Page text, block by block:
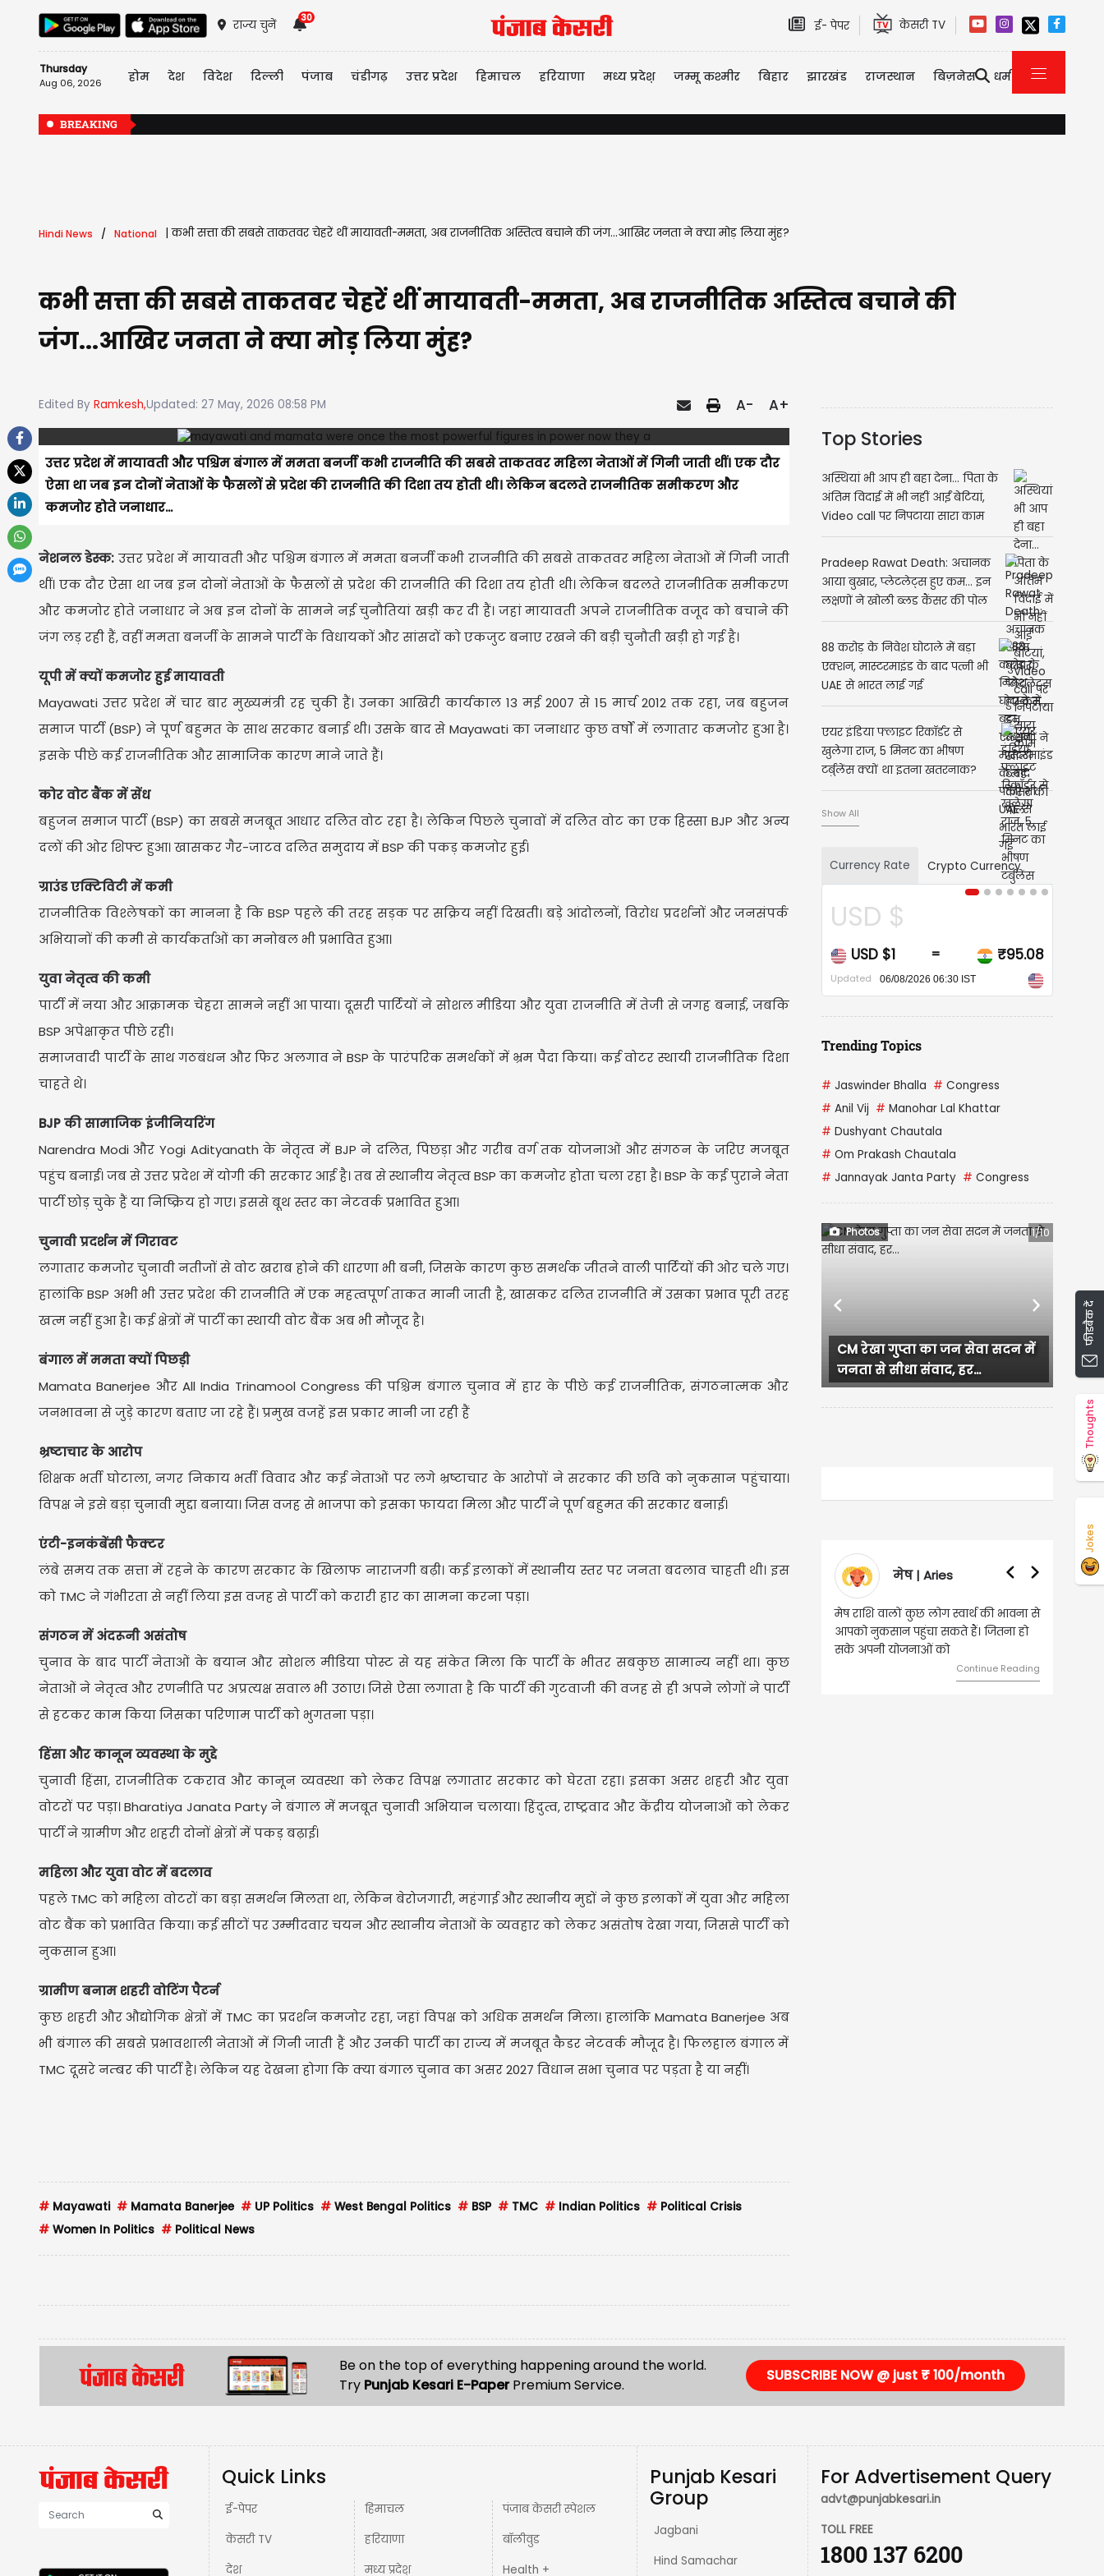
राज्य चुनें
30
ई- पेपर केसरी TV
Thursday
Aug 06, 2026 होम देश विदेश दिल्ली पंजाब चंडीगढ़ उत्तर प्रदेश हिमाचल हरियाणा मध्य प्रदेश़ जम्मू कश्मीर बिहार झारखंड राजस्थान बिज़नेस धर्म
BREAKING
Hindi News National |कभी सत्ता की सबसे ताकतवर चेहरें थीं मायावती-ममता, अब राजनीतिक अस्तित्व बचाने की जंग...आखिर जनता ने क्या मोड़ लिया मुंह?
कभी सत्ता की सबसे ताकतवर चेहरें थीं मायावती-ममता, अब राजनीतिक अस्तित्व बचाने की
जंग...आखिर जनता ने क्या मोड़ लिया मुंह?
Edited By Ramkesh,Updated: 27 May, 2026 08:58 PM A- A+
उत्तर प्रदेश में मायावती और पश्चिम बंगाल में ममता बनर्जी कभी राजनीति की सबसे ताकतवर महिला नेताओं में गिनी जाती थीं। एक दौर
ऐसा था जब इन दोनों नेताओं के फैसलों से प्रदेश की राजनीति की दिशा तय होती थी। लेकिन बदलते राजनीतिक समीकरण और
कमजोर होते जनाधार...
नेशनल डेस्क: उत्तर प्रदेश में मायावती और पश्चिम बंगाल में ममता बनर्जी कभी राजनीति की सबसे ताकतवर महिला नेताओं में गिनी जाती
थीं। एक दौर ऐसा था जब इन दोनों नेताओं के फैसलों से प्रदेश की राजनीति की दिशा तय होती थी। लेकिन बदलते राजनीतिक समीकरण
और कमजोर होते जनाधार ने अब इन दोनों के सामने नई चुनौतियां खड़ी कर दी हैं। जहां मायावती अपने राजनीतिक वजूद को बचाने की
जंग लड़ रही हैं, वहीं ममता बनर्जी के सामने पार्टी के विधायकों और सांसदों को एकजुट बनाए रखने की बड़ी चुनौती खड़ी हो गई है।
यूपी में क्यों कमजोर हुई मायावती
Mayawati उत्तर प्रदेश में चार बार मुख्यमंत्री रह चुकी हैं। उनका आखिरी कार्यकाल 13 मई 2007 से 15 मार्च 2012 तक रहा, जब बहुजन
समाज पार्टी (BSP) ने पूर्ण बहुमत के साथ सरकार बनाई थी। उसके बाद से Mayawati का जनाधार कुछ वर्षों में लगातार कमजोर हुआ है।
इसके पीछे कई राजनीतिक और सामाजिक कारण माने जाते हैं।
कोर वोट बैंक में सेंध
बहुजन समाज पार्टी (BSP) का सबसे मजबूत आधार दलित वोट रहा है। लेकिन पिछले चुनावों में दलित वोट का एक हिस्सा BJP और अन्य
दलों की ओर शिफ्ट हुआ। खासकर गैर-जाटव दलित समुदाय में BSP की पकड़ कमजोर हुई।
ग्राउंड एक्टिविटी में कमी
राजनीतिक विश्लेषकों का मानना है कि BSP पहले की तरह सड़क पर सक्रिय नहीं दिखती। बड़े आंदोलनों, विरोध प्रदर्शनों और जनसंपर्क
अभियानों की कमी से कार्यकर्ताओं का मनोबल भी प्रभावित हुआ।
युवा नेतृत्व की कमी
पार्टी में नया और आक्रामक चेहरा सामने नहीं आ पाया। दूसरी पार्टियों ने सोशल मीडिया और युवा राजनीति में तेजी से जगह बनाई, जबकि
BSP अपेक्षाकृत पीछे रही।
समाजवादी पार्टी के साथ गठबंधन और फिर अलगाव ने BSP के पारंपरिक समर्थकों में भ्रम पैदा किया। कई वोटर स्थायी राजनीतिक दिशा
चाहते थे।
BJP की सामाजिक इंजीनियरिंग
Narendra Modi और Yogi Adityanath के नेतृत्व में BJP ने दलित, पिछड़ा और गरीब वर्ग तक योजनाओं और संगठन के जरिए मजबूत
पहुंच बनाई। जब से उत्तर प्रदेश में योगी की सरकार आई है। तब से स्थानीय नेतृत्व BSP का कमजोर होता चला रहा है। BSP के कई पुराने नेता
पार्टी छोड़ चुके हैं या निष्क्रिय हो गए। इससे बूथ स्तर का नेटवर्क प्रभावित हुआ।
चुनावी प्रदर्शन में गिरावट
लगातार कमजोर चुनावी नतीजों से वोट खराब होने की धारणा भी बनी, जिसके कारण कुछ समर्थक जीतने वाली पार्टियों की ओर चले गए।
हालांकि BSP अभी भी उत्तर प्रदेश की राजनीति में एक महत्वपूर्ण ताकत मानी जाती है, खासकर दलित राजनीति में उसका प्रभाव पूरी तरह
खत्म नहीं हुआ है। कई क्षेत्रों में पार्टी का स्थायी वोट बैंक अब भी मौजूद है।
बंगाल में ममता क्यों पिछड़ी
Mamata Banerjee और All India Trinamool Congress की पश्चिम बंगाल चुनाव में हार के पीछे कई राजनीतिक, संगठनात्मक और
जनभावना से जुड़े कारण बताए जा रहे हैं। प्रमुख वजहें इस प्रकार मानी जा रही हैं
भ्रष्टाचार के आरोप
शिक्षक भर्ती घोटाला, नगर निकाय भर्ती विवाद और कई नेताओं पर लगे भ्रष्टाचार के आरोपों ने सरकार की छवि को नुकसान पहुंचाया।
विपक्ष ने इसे बड़ा चुनावी मुद्दा बनाया। जिस वजह से भाजपा को इसका फायदा मिला और पार्टी ने पूर्ण बहुमत की सरकार बनाई।
एंटी-इनकंबेंसी फैक्टर
लंबे समय तक सत्ता में रहने के कारण सरकार के खिलाफ नाराजगी बढ़ी। कई इलाकों में स्थानीय स्तर पर जनता बदलाव चाहती थी। इस
को TMC ने गंभीरता से नहीं लिया इस वजह से पार्टी को करारी हार का सामना करना पड़ा।
संगठन में अंदरूनी असंतोष
चुनाव के बाद पार्टी नेताओं के बयान और सोशल मीडिया पोस्ट से यह संकेत मिला कि पार्टी के भीतर सबकुछ सामान्य नहीं था। कुछ
नेताओं ने नेतृत्व और रणनीति पर अप्रत्यक्ष सवाल भी उठाए। जिसे ऐसा लगाता है कि पार्टी की गुटवाजी की वजह से ही अपने लोगों ने पार्टी
से हटकर काम किया जिसका परिणाम पार्टी को भुगतना पड़ा।
हिंसा और कानून व्यवस्था के मुद्दे
चुनावी हिंसा, राजनीतिक टकराव और कानून व्यवस्था को लेकर विपक्ष लगातार सरकार को घेरता रहा। इसका असर शहरी और युवा
वोटरों पर पड़ा। Bharatiya Janata Party ने बंगाल में मजबूत चुनावी अभियान चलाया। हिंदुत्व, राष्ट्रवाद और केंद्रीय योजनाओं को लेकर
पार्टी ने ग्रामीण और शहरी दोनों क्षेत्रों में पकड़ बढ़ाई।
महिला और युवा वोट में बदलाव
पहले TMC को महिला वोटरों का बड़ा समर्थन मिलता था, लेकिन बेरोजगारी, महंगाई और स्थानीय मुद्दों ने कुछ इलाकों में युवा और महिला
वोट बैंक को प्रभावित किया। कई सीटों पर उम्मीदवार चयन और स्थानीय नेताओं के व्यवहार को लेकर असंतोष देखा गया, जिससे पार्टी को
नुकसान हुआ।
ग्रामीण बनाम शहरी वोटिंग पैटर्न
कुछ शहरी और औद्योगिक क्षेत्रों में TMC का प्रदर्शन कमजोर रहा, जहां विपक्ष को अधिक समर्थन मिला। हालांकि Mamata Banerjee अब
भी बंगाल की सबसे प्रभावशाली नेताओं में गिनी जाती हैं और उनकी पार्टी का राज्य में मजबूत कैडर नेटवर्क मौजूद है। फिलहाल बंगाल में
TMC दूसरे नम्बर की पार्टी है। लेकिन यह देखना होगा कि क्या बंगाल चुनाव का असर 2027 विधान सभा चुनाव पर पड़ता है या नहीं।
# Mayawati # Mamata Banerjee # UP Politics # West Bengal Politics # BSP # TMC # Indian Politics # Political Crisis
# Women In Politics # Political News
Top Stories
अस्थियां भी आप ही बहा देना... पिता के
अंतिम विदाई में भी नहीं आईं बेटियां,
Video call पर निपटाया सारा काम
Pradeep Rawat Death: अचानक
आया बुखार, प्लेटलेट्स हुए कम... इन
लक्षणों ने खोली ब्लड कैंसर की पोल
88 करोड़ के निवेश घोटाले में बड़ा
एक्शन, मास्टरमाइंड के बाद पत्नी भी
UAE से भारत लाई गई
एयर इंडिया फ्लाइट रिकॉर्डर से
खुलेगा राज, 5 मिनट का भीषण
टर्बुलेंस क्यों था इतना खतरनाक?
Show All
Currency Rate Crypto Currency
USD $
= ₹95.08
06/08/2026 06:30 IST
CAD $1
Updated 06/08/2026 06:30
Trending Topics
# Jaswinder Bhalla # Congress
# Anil Vij # Manohar Lal Khattar
# Dushyant Chautala
# Om Prakash Chautala
# Jannayak Janta Party # Congress
Photos 1/10
CM रेखा गुप्ता का जन सेवा सदन में
जनता से सीधा संवाद, हर...
Murudeshwar Shiva
चांदी के रंग में चमकता
Previous Next
मेष | Aries
मेष राशि वालों कुछ लोग स्वार्थ की भावना से
आपको नुकसान पहुंचा सकते हैं। जितना हो
सके अपनी योजनाओं को
वृषभ | Taurus
वृष राशि वालों आय के स्त्रोत
हुए कार्यों में गति आएगी। युवा
Be on the top of everything happening around the world.
Try Punjab Kesari E-PaperPremium Service.
SUBSCRIBE NOW @ just ₹ 100/month
Quick Links
ई-पेपर
केसरी TV
देश
हिमाचल
हरियाणा
मध्य प्रदेश़
पंजाब केसरी स्पेशल
बॉलीवुड
Health +
Punjab Kesari
Group
Jagbani
Hind Samachar
For Advertisement Query
advt@punjabkesari.in
TOLL FREE
1800 137 6200
फीडबैक दें
Thoughts
Jokes